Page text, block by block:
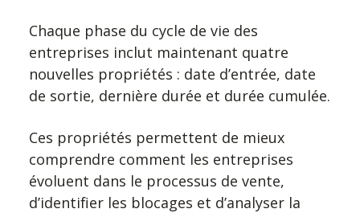
Chaque phase du cycle de vie des
entreprises inclut maintenant quatre
nouvelles propriétés : date d’entrée, date
de sortie, dernière durée et durée cumulée.
Ces propriétés permettent de mieux
comprendre comment les entreprises
évoluent dans le processus de vente,
d’identifier les blocages et d’analyser la